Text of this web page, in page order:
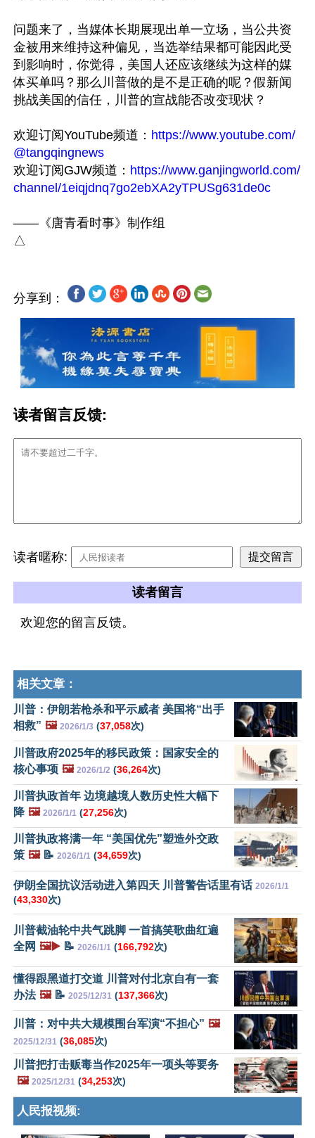
问题来了，当媒体长期展现出单一立场，当公共资
金被用来维持这种偏见，当选举结果都可能因此受
到影响时，你觉得，美国人还应该继续为这样的媒
体买单吗？那么川普做的是不是正确的呢？假新闻
挑战美国的信任，川普的宣战能否改变现状？
欢迎订阅YouTube频道： https://www.youtube.com/
@tangqingnews
欢迎订阅GJW频道： https://www.ganjingworld.com/
channel/1eiqjdnq7go2ebXA2yTPUSg631de0c
——《唐青看时事》制作组
分享到：
读者留言反馈:
读者暱称:
读者留言
欢迎您的留言反馈。
相关文章：
川普：伊朗若枪杀和平示威者 美国将“出手
相救” 🖼️ 2026/1/3 (37,058次)
川普政府2025年的移民政策：国家安全的
核心事项 🖼️ 2026/1/2 (36,264次)
川普执政首年 边境越境人数历史性大幅下
降 🖼️ 2026/1/1 (27,256次)
川普执政将满一年 “美国优先”塑造外交政
策 🖼️📝 2026/1/1 (34,659次)
伊朗全国抗议活动进入第四天 川普警告话里有话 2026/1/1
(43,330次)
川普截油轮中共气跳脚 一首搞笑歌曲红遍
全网 🖼️▶️ 📝 2026/1/1 (166,792次)
懂得跟黑道打交道 川普对付北京自有一套
办法 🖼️📝 2025/12/31 (137,366次)
川普：对中共大规模围台军演“不担心” 🖼️
2025/12/31 (36,085次)
川普把打击贩毒当作2025年一项头等要务
🖼️ 2025/12/31 (34,253次)
人民报视频: